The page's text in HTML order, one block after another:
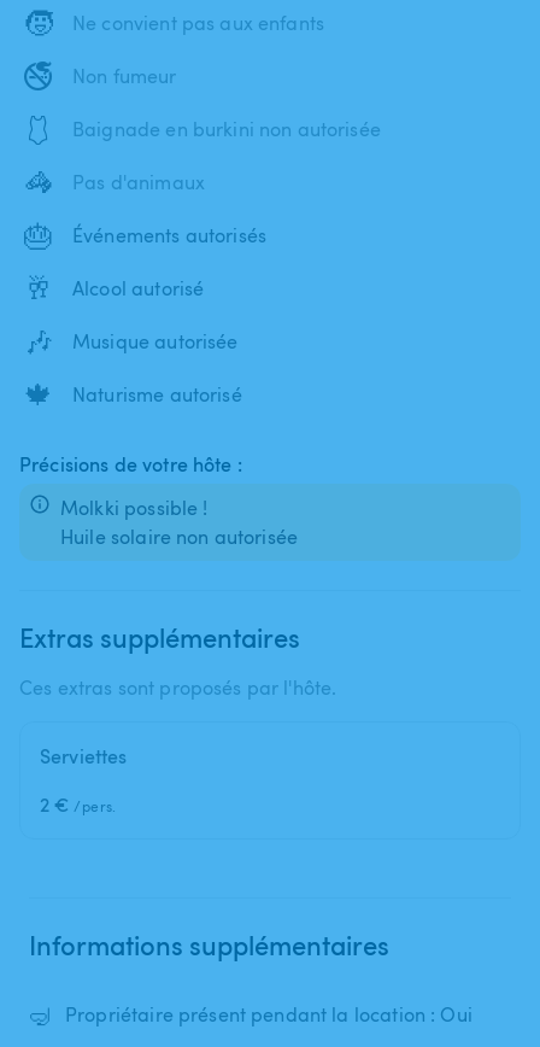
🧒 Ne convient pas aux enfants
🚭 Non fumeur
🩱 Baignade en burkini non autorisée
🦓 Pas d'animaux
🎂 Événements autorisés
🥂 Alcool autorisé
🎶 Musique autorisée
🍁 Naturisme autorisé
Précisions de votre hôte :
Molkki possible !
Huile solaire non autorisée
Extras supplémentaires
Ces extras sont proposés par l'hôte.
Serviettes
2 € /pers.
Informations supplémentaires
🤿 Propriétaire présent pendant la location : Oui